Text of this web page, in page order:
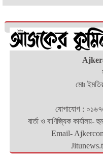
মোঃ
যোগাযোগ :
বার্তা ও বাণিজ্যিক কার্যালয়-
Email-